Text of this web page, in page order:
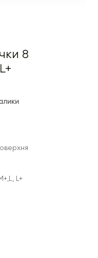
8
L+